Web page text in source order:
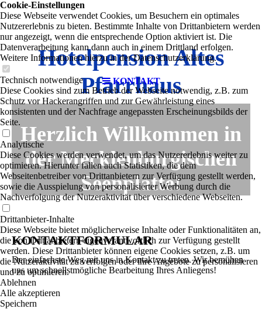
KONTAKT
Hotelpension Altes
Pfarrhaus
Herzlich Willkommen in
der Mecklenburgischen
Seenplatte!
KONTAKTFORMULAR
Der einfachste Weg mit uns in Kontakt zu treten. Wir bemühen
uns um schnellstmögliche Bearbeitung Ihres Anliegens!
Cookie-Einstellungen
Diese Webseite verwendet Cookies, um Besuchern ein optimales
Nutzererlebnis zu bieten. Bestimmte Inhalte von Drittanbietern werden
nur angezeigt, wenn die entsprechende Option aktiviert ist. Die
Datenverarbeitung kann dann auch in einem Drittland erfolgen.
Weitere Informationen hierzu in der Datenschutzerklärung.
Technisch notwendige
Diese Cookies sind zum Betrieb der Webseite notwendig, z.B. zum
Schutz vor Hackerangriffen und zur Gewährleistung eines
konsistenten und der Nachfrage angepassten Erscheinungsbilds der
Seite.
Analytische
Diese Cookies werden verwendet, um das Nutzererlebnis weiter zu
optimieren. Hierunter fallen auch Statistiken, die dem
Webseitenbetreiber von Drittanbietern zur Verfügung gestellt werden,
sowie die Ausspielung von personalisierter Werbung durch die
Nachverfolgung der Nutzeraktivität über verschiedene Webseiten.
Drittanbieter-Inhalte
Diese Webseite bietet möglicherweise Inhalte oder Funktionalitäten an,
die von Drittanbietern eigenverantwortlich zur Verfügung gestellt
werden. Diese Drittanbieter können eigene Cookies setzen, z.B. um
die Nutzeraktivität zu verfolgen oder ihre Angebote zu personalisieren
und zu optimieren.
Ablehnen
Alle akzeptieren
Speichern